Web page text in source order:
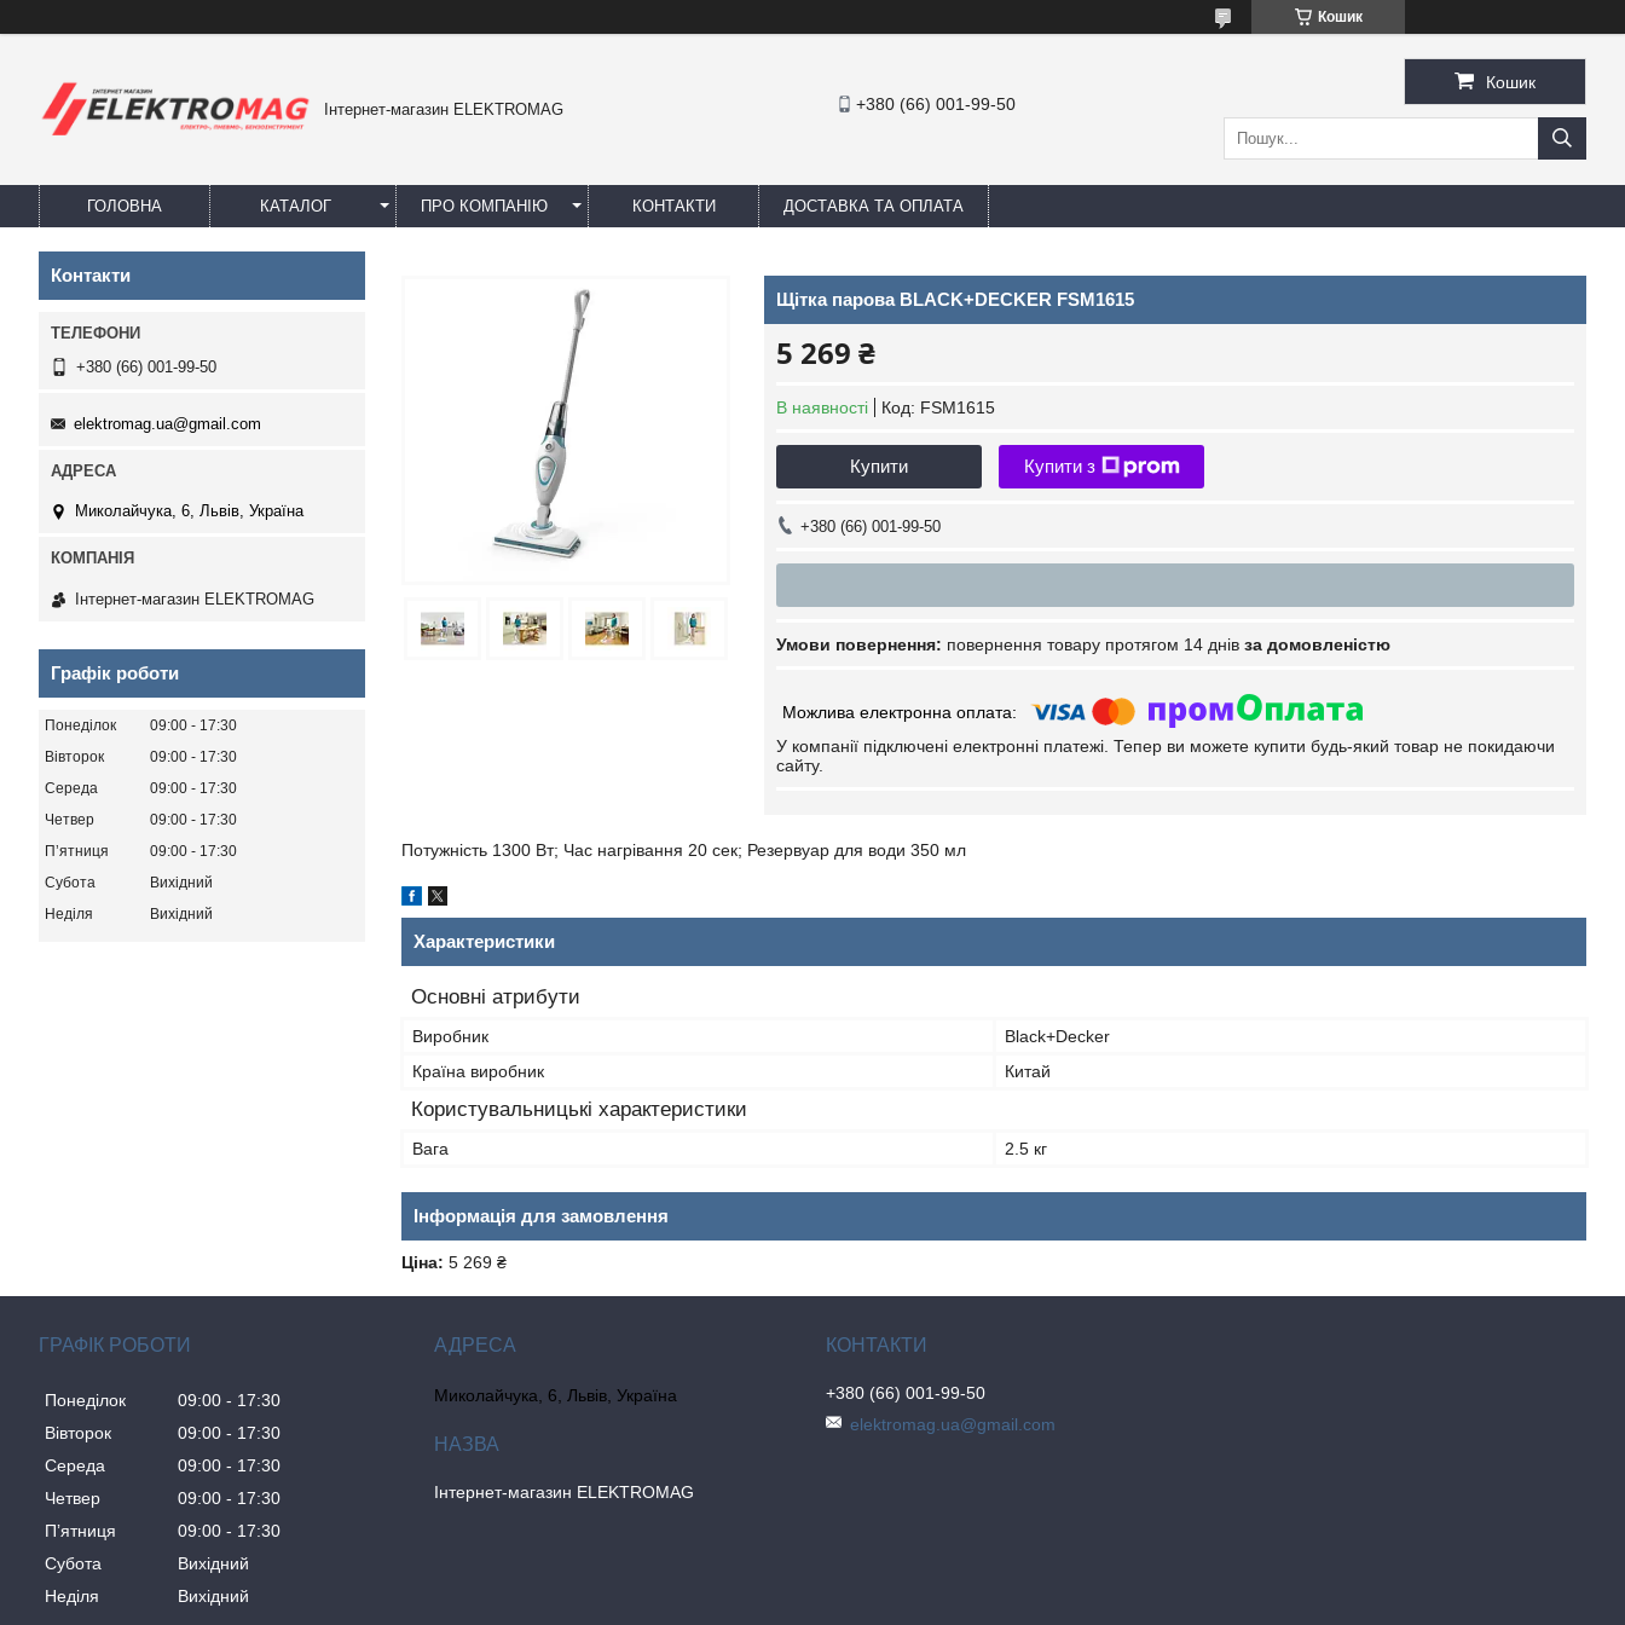
Кошик
Інтернет-магазин ELEKTROMAG +380 (66) 001-99-50
Кошик
ГОЛОВНА КАТАЛОГ ПРО КОМПАНІЮ КОНТАКТИ ДОСТАВКА ТА ОПЛАТА
Щітка парова BLACK+DECKER FSM1615
5 269 ₴
В наявності Код: FSM1615
Купити Купити з
+380 (66) 001-99-50
повернення товару протягом 14 днів за домовленістю
У компанії підключені електронні платежі. Тепер ви можете купити будь-який товар не покидаючи
сайту.
Потужність 1300 Вт; Час нагрівання 20 сек; Резервуар для води 350 мл
Характеристики
Основні атрибути
Виробник
Black+Decker
Країна виробник
Китай
Користувальницькі характеристики
Вага 2.5 кг
Інформація для замовлення
Ціна: 5 269 ₴
Контакти
+380 (66) 001-99-50
elektromag.ua@gmail.com
Миколайчука, 6, Львів, Україна
Інтернет-магазин ELEKTROMAG
Графік роботи
Понеділок 09:00
17:30
Вівторок
09:00
17:30
Середа
09:00
17:30
Четвер
09:00
17:30
Пʼятниця
09:00
17:30
Субота
Вихідний
Неділя
Вихідний
ГРАФІК РОБОТИ
Понеділок 09:00
17:30
Вівторок
09:00
17:30
Середа
09:00
17:30
Четвер
09:00
17:30
Пʼятниця
09:00
17:30
Субота
Вихідний
Неділя
Вихідний
Миколайчука, 6, Львів, Україна
Інтернет-магазин ELEKTROMAG
+380 (66) 001-99-50
elektromag.ua@gmail.com